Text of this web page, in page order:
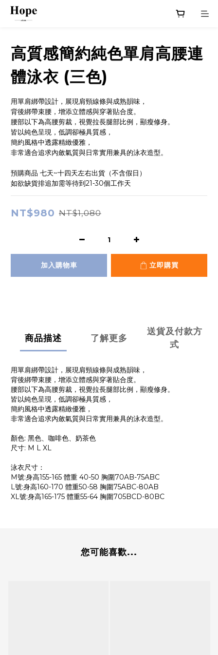
高質感簡約純色單肩高腰連
體泳衣 (三色)
用單肩綁帶設計，展現肩頸線條與成熟韻味，
背後綁帶束腰，增添立體感與穿著貼合度。
腰部以下為高腰剪裁，視覺拉長腿部比例，顯瘦修身。
皆以純色呈現，低調卻極具質感，
簡約風格中透露精緻優雅，
非常適合追求內斂氣質與日常實用兼具的泳衣造型。
預購商品 七天~十四天左右出貨（不含假日）
如欲缺貨排追加需等待到21-30個工作天
NT$980 NT$1,080
加入購物車 立即購買
商品描述 了解更多
送貨及付款方
式
用單肩綁帶設計，展現肩頸線條與成熟韻味，
背後綁帶束腰，增添立體感與穿著貼合度。
腰部以下為高腰剪裁，視覺拉長腿部比例，顯瘦修身。
皆以純色呈現，低調卻極具質感，
簡約風格中透露精緻優雅，
非常適合追求內斂氣質與日常實用兼具的泳衣造型。
顏色: 黑色、咖啡色、奶茶色
尺寸: M L XL
泳衣尺寸：
M號:身高155-165 體重 40-50 胸圍70AB-75ABC
L號:身高160-170 體重50-58 胸圍75ABC-80AB
XL號:身高165-175 體重55-64 胸圍705BCD-80BC
您可能喜歡...